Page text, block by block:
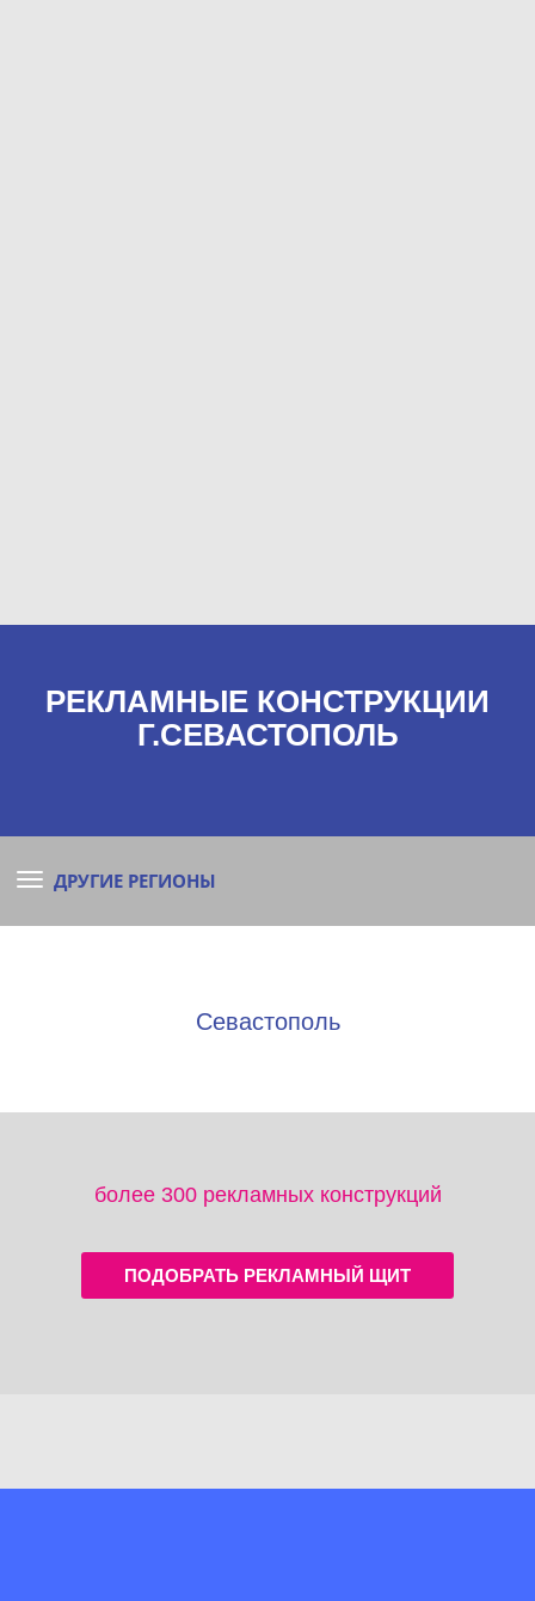
РЕКЛАМНЫЕ КОНСТРУКЦИИ
Г.СЕВАСТОПОЛЬ
ДРУГИЕ РЕГИОНЫ
Севастополь
более 300 рекламных конструкций
ПОДОБРАТЬ РЕКЛАМНЫЙ ЩИТ